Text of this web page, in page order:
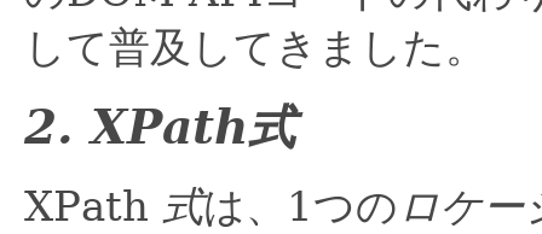
して普及してきました。
2. XPath式
XPath 式は、1つの ロケー